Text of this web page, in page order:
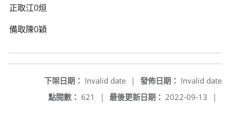
正取江0烜
備取陳0穎
發佈日期： Invalid date
下架日期： Invalid date
|
最後更新日期： 2022-09-13 |
點閱數： 621 |